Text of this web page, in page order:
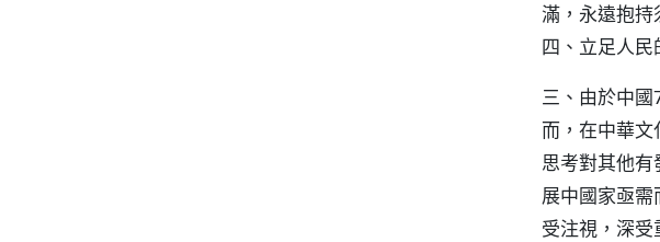
滿，永遠抱
四、立足人民
三、由於中
而，在中華
思考對其他
展中國家亟
受注視，深